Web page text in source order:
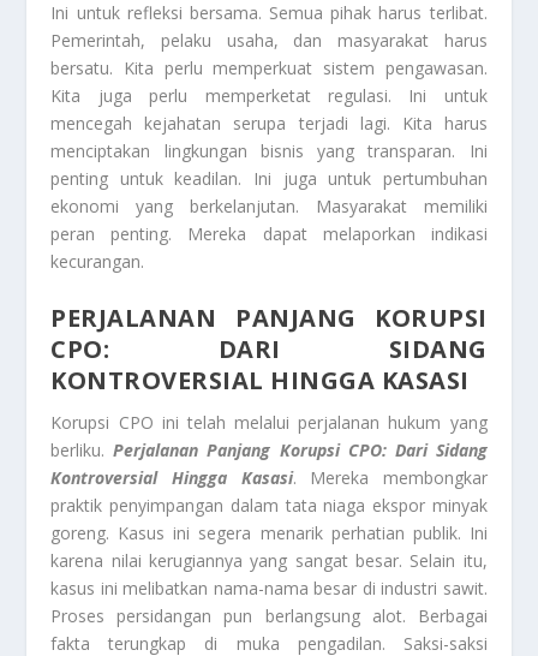
Ini untuk refleksi bersama. Semua pihak harus terlibat.
Pemerintah, pelaku usaha, dan masyarakat harus
bersatu. Kita perlu memperkuat sistem pengawasan.
Kita juga perlu memperketat regulasi. Ini untuk
mencegah kejahatan serupa terjadi lagi. Kita harus
menciptakan lingkungan bisnis yang transparan. Ini
penting untuk keadilan. Ini juga untuk pertumbuhan
ekonomi yang berkelanjutan. Masyarakat memiliki
peran penting. Mereka dapat melaporkan indikasi
kecurangan.
PERJALANAN PANJANG KORUPSI
CPO: DARI SIDANG
KONTROVERSIAL HINGGA KASASI
Korupsi CPO ini telah melalui perjalanan hukum yang
berliku.Perjalanan Panjang Korupsi CPO: Dari Sidang
Kontroversial Hingga Kasasi. Mereka membongkar
praktik penyimpangan dalam tata niaga ekspor minyak
goreng. Kasus ini segera menarik perhatian publik. Ini
karena nilai kerugiannya yang sangat besar. Selain itu,
kasus ini melibatkan nama-nama besar di industri sawit.
Proses persidangan pun berlangsung alot. Berbagai
fakta terungkap di muka pengadilan. Saksi-saksi